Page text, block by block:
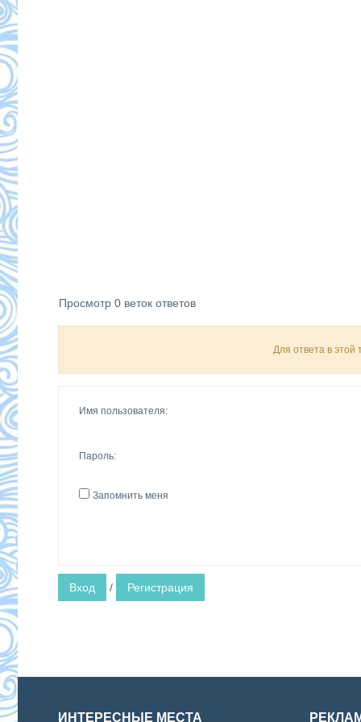
Просмотр 0 веток ответов
Для ответа в этой
Имя пользователя:
Пароль:
Запомнить меня
Вход / Регистрация
ИНТЕРЕСНЫЕ МЕСТА